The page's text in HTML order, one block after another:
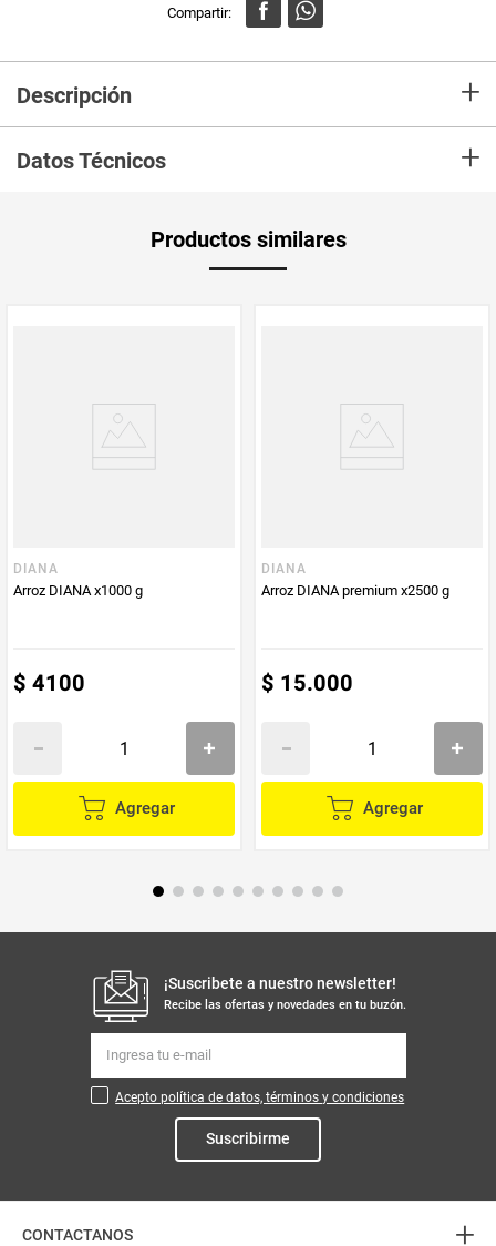
Descripción +
Datos Técnicos +
Producto (kg)
Productos similares
DIANA
Arroz DIANA x1000 g
$ 4100
Agregar
DIANA
Arroz DIANA premium x2500 g
$ 15.000
Agregar
¡Suscribete a nuestro newsletter!
Recibe las ofertas y novedades en tu buzón.
Acepto política de datos, términos y condiciones
Suscribirme
CONTACTANOS +